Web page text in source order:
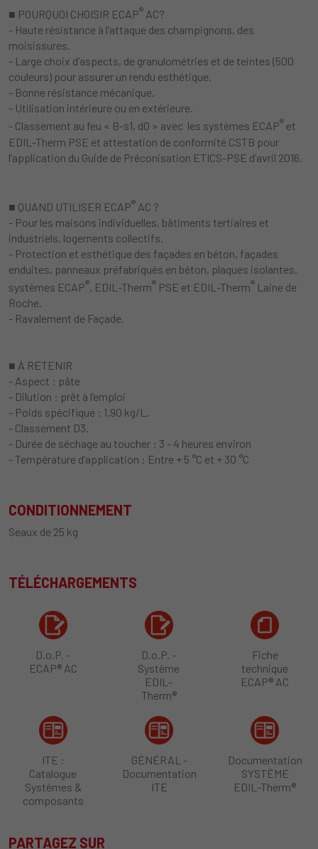
■ POURQUOI CHOISIR ECAP® AC?
- Haute résistance à l’attaque des champignons, des
moisissures.
- Large choix d’aspects, de granulométries et de teintes (500
couleurs) pour assurer un rendu esthétique.
- Bonne résistance mécanique.
- Utilisation intérieure ou en extérieure.
- Classement au feu « B-s1, d0 » avec les systèmes ECAP® et
EDIL-Therm PSE et attestation de conformité CSTB pour
l’application du Guide de Préconisation ETICS-PSE d’avril 2016.
■ QUAND UTILISER ECAP® AC ?
- Pour les maisons individuelles, bâtiments tertiaires et
industriels, logements collectifs.
- Protection et esthétique des façades en béton, façades
enduites, panneaux préfabriqués en béton, plaques isolantes,
systèmes ECAP®, EDIL-Therm® PSE et EDIL-Therm® Laine de
Roche.
- Ravalement de Façade.
■ À RETENIR
- Aspect : pâte
- Dilution : prêt à l’emploi
- Poids spécifique : 1,90 kg/L.
- Classement D3.
- Durée de séchage au toucher : 3 - 4 heures environ
- Température d’application : Entre + 5 °C et + 30 °C
CONDITIONNEMENT
Seaux de 25 kg
TÉLÉCHARGEMENTS
D.o.P. -
ECAP® AC
D.o.P. -
Système
EDIL-
Therm®
Fiche
technique
ECAP® AC
ITE :
Catalogue
Systèmes &
composants
GÉNÉRAL -
Documentation
ITE
Documentation
SYSTÈME
EDIL-Therm®
PARTAGEZ SUR